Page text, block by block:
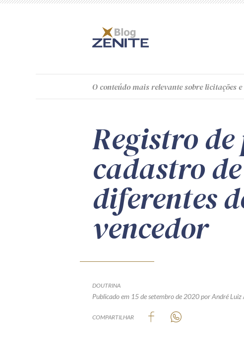
O conteúdomais relevante sobre licitações
Registro
cadastro
diferentes
vencedor
DOUTRINA
Publicado em 15 de setembro de 2020por André Luiz
COMPARTILHAR